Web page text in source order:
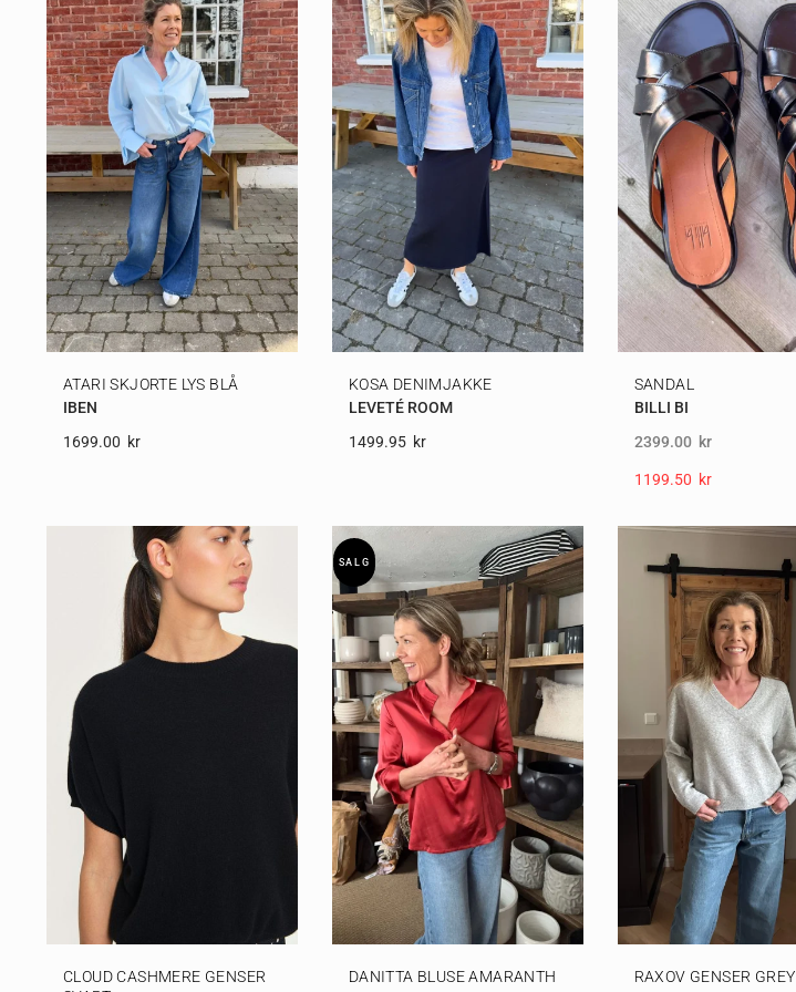
ATARI SKJORTE LYS BLÅ
IBEN
1699.00 Kr
KOSA DENIMJAKKE
LEVETÉ ROOM
1499.95 Kr
SANDAL
BILLI BI
2399.00 kr
1199.50 Kr
CLOUD CASHMERE GENSER
SALG
DANITTA BLUSE AMARANTH
RAXOV GENSER GREY